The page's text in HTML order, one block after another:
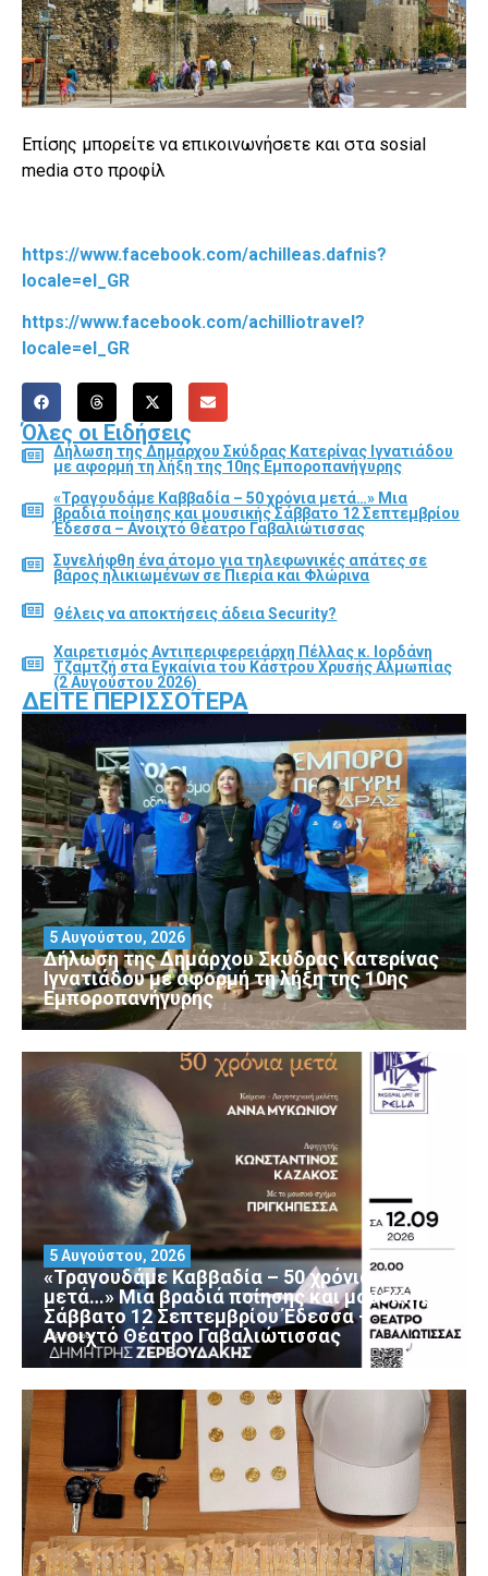
Επίσης μπορείτε να επικοινωνήσετε και στα sosial
media στο προφίλ
https://www.facebook.com/achilleas.dafnis?
locale=el_GR
https://www.facebook.com/achilliotravel?
locale=el_GR
Όλες οι Ειδήσεις
Δήλωση της Δημάρχου Σκύδρας Κατερίνας Ιγνατιάδου
με αφορμή τη λήξη της 10ης Εμποροπανήγυρης
«Τραγουδάμε Καββαδία – 50 χρόνια μετά…» Μια
βραδιά ποίησης και μουσικής Σάββατο 12 Σεπτεμβρίου
Έδεσσα – Ανοιχτό Θέατρο Γαβαλιώτισσας
Συνελήφθη ένα άτομο για τηλεφωνικές απάτες σε
βάρος ηλικιωμένων σε Πιερία και Φλώρινα
Θέλεις να αποκτήσεις άδεια Security?
Χαιρετισμός Αντιπεριφερειάρχη Πέλλας κ. Ιορδάνη
Τζαμτζή στα Εγκαίνια του Κάστρου Χρυσής Αλμωπίας
(2 Αυγούστου 2026)
ΔΕΊΤΕ ΠΕΡΙΣΣΌΤΕΡΑ
Δήλωση της Δημάρχου Σκύδρας Κατερίνας
Ιγνατιάδου με αφορμή τη λήξη της 10ης
Εμποροπανήγυρης
5 Αυγούστου, 2026
«Τραγουδάμε Καββαδία – 50 χρόνια
μετά…» Μια βραδιά ποίησης και μουσικής
Σάββατο 12 Σεπτεμβρίου Έδεσσα –
Ανοιχτό Θέατρο Γαβαλιώτισσας
5 Αυγούστου, 2026